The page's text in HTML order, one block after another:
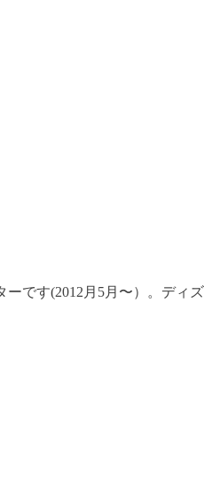
です(2012月5月〜）。ディ